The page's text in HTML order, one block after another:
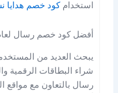
استخدامكود خصم هدايا
أفضل كود خصم رسال لعام
يبحث العديد من
شراء البطاقات الرقمية
رسال بالتعاون مع مواقع